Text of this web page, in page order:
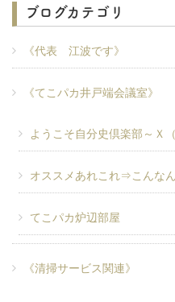
ブログカテゴリ
《代表 江波です》
《てこパカ井戸端会議室》
ようこそ自分史倶楽部～Ｘ
オススメあれこれ⇒こんな
てこパカ炉辺部屋
《清掃サービス関連》